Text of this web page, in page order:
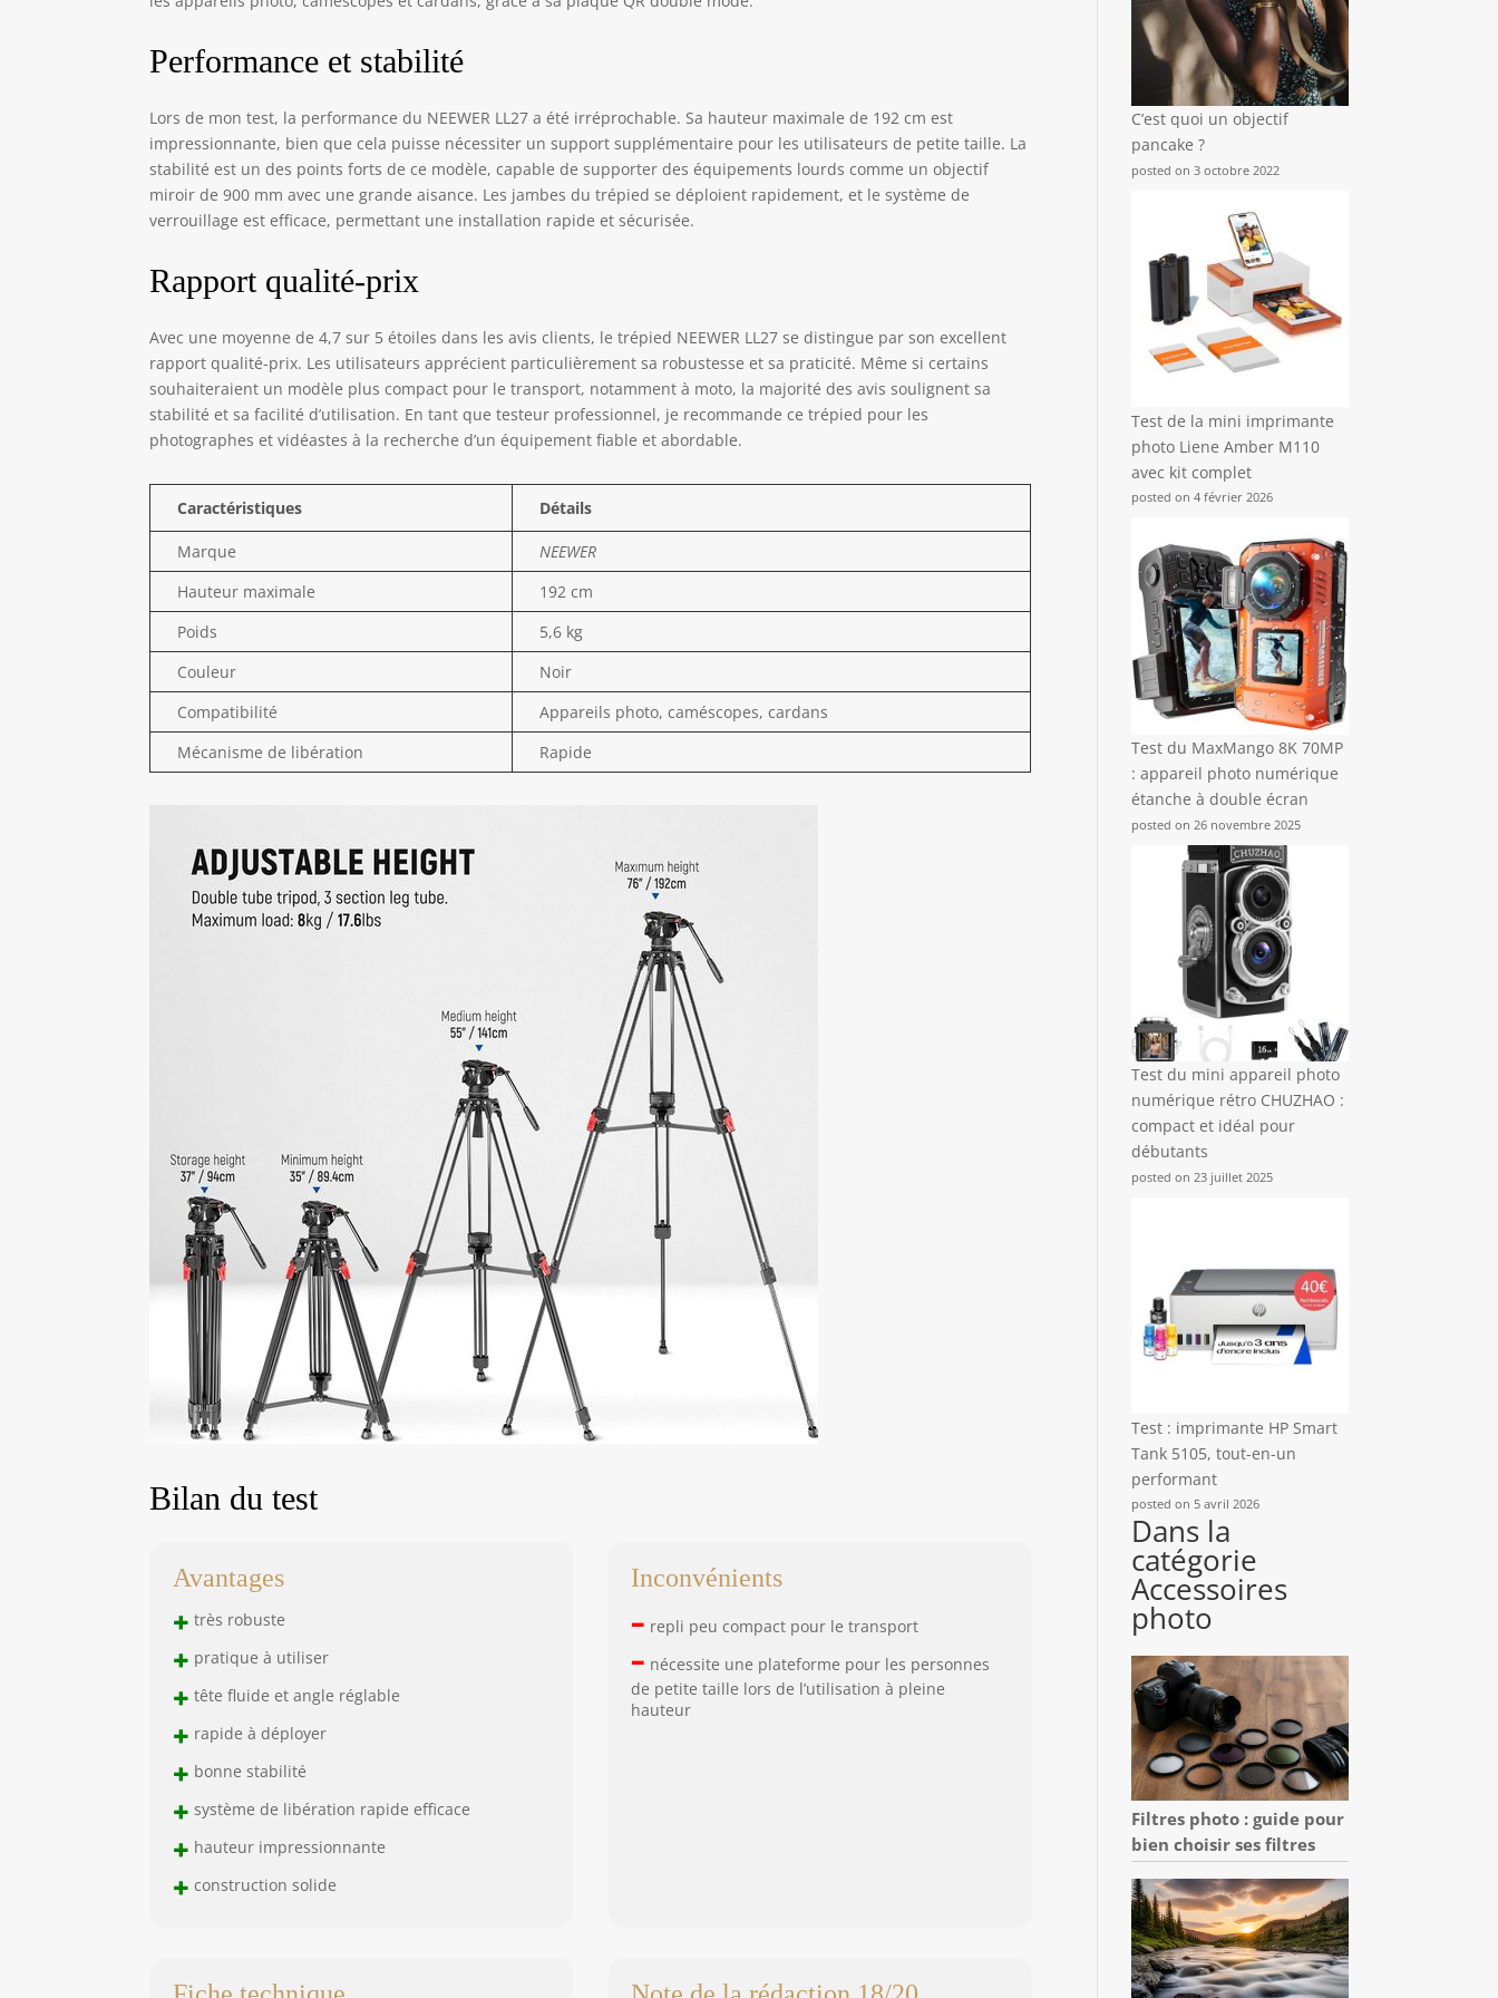
pour les accessoires et appareils externes tels que les bras
Performance et stabilité
Lors de mon test, la performance du NEEWER LL27 a été irréprochable. Sa hauteur maximale de 192 cm est
impressionnante, bien que cela puisse nécessiter un support supplémentaire pour les utilisateurs de petite taille. La
stabilité est un des points forts de ce modèle, capable de supporter des équipements lourds comme un objectif
miroir de 900 mm avec une grande aisance. Les jambes du trépied se déploient rapidement, et le système de
verrouillage est efficace, permettant une installation rapide et sécurisée.
Rapport qualité-prix
Avec une moyenne de 4,7 sur 5 étoiles dans les avis clients, le trépied NEEWER LL27 se distingue par son excellent
rapport qualité-prix. Les utilisateurs apprécient particulièrement sa robustesse et sa praticité. Même si certains
souhaiteraient un modèle plus compact pour le transport, notamment à moto, la majorité des avis soulignent sa
stabilité et sa facilité d’utilisation. En tant que testeur professionnel, je recommande ce trépied pour les
photographes et vidéastes à la recherche d’un équipement fiable et abordable.
Caractéristiques Détails
Marque
NEEWER
Hauteur maximale
192 cm
Poids
5,6 kg
Couleur
Noir
Compatibilité
Appareils photo, caméscopes, cardans
Mécanisme de libération
Rapide
Bilan du test
Avantages
+ très robuste
+ pratique à utiliser
+ tête fluide et angle réglable
+ rapide à déployer
+ bonne stabilité
+ système de libération rapide efficace
+ hauteur impressionnante
+ construction solide
Inconvénients
– repli peu compact pour le transport
– nécessite une plateforme pour les personnes
de petite taille lors de l’utilisation à pleine
hauteur
C’est quoi un objectif
pancake ?
posted on 3 octobre 2022
Test de la mini imprimante
photo Liene Amber M110
avec kit complet
posted on 4 février 2026
Test du MaxMango 8K 70MP
: appareil photo numérique
étanche à double écran
posted on 26 novembre 2025
Test du mini appareil photo
numérique rétro CHUZHAO :
compact et idéal pour
débutants
posted on 23 juillet 2025
Test : imprimante HP Smart
Tank 5105, tout-en-un
performant
posted on 5 avril 2026
Dans la
catégorie
Accessoires
photo
Filtres photo : guide pour
bien choisir ses filtres